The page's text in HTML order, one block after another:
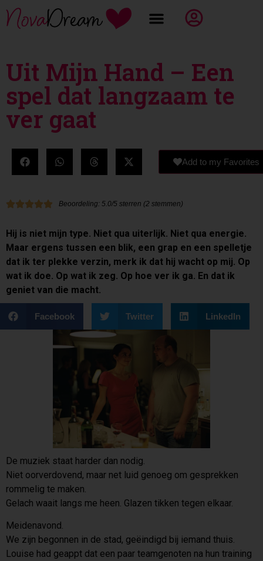
Uit Mijn Hand – Een
spel dat langzaam te
ver gaat
Add to my Favorites
Beoordeling: 5.0/5 sterren (2 stemmen)
Hij is niet mijn type. Niet qua uiterlijk. Niet qua energie.
Maar ergens tussen een blik, een grap en een spelletje
dat ik ter plekke verzin, merk ik dat hij wacht op mij. Op
wat ik doe. Op wat ik zeg. Op hoe ver ik ga. En dat ik
geniet van die macht.
Facebook Twitter LinkedIn
De muziek staat harder dan nodig.
Niet oorverdovend, maar net luid genoeg om gesprekken
rommelig te maken.
Gelach waait langs me heen. Glazen tikken tegen elkaar.
Meidenavond.
We zijn begonnen in de stad, geëindigd bij iemand thuis.
Louise had geappt dat een paar teamgenoten na hun training